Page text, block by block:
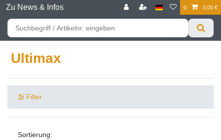
Zu News & Infos 0 0,00 €
Für bessere Preise HIER registrieren!
Ultimax
Filter
Sortierung: